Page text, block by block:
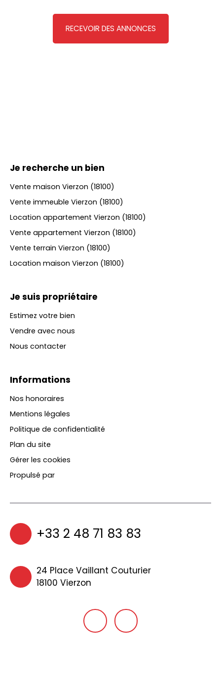
RECEVOIR DES ANNONCES
Je recherche un bien
Vente maison Vierzon (18100)
Vente immeuble Vierzon (18100)
Location appartement Vierzon (18100)
Vente appartement Vierzon (18100)
Vente terrain Vierzon (18100)
Location maison Vierzon (18100)
Je suis propriétaire
Estimez votre bien
Vendre avec nous
Nous contacter
Informations
Nos honoraires
Mentions légales
Politique de confidentialité
Plan du site
Gérer les cookies
Propulsé par
+33 2 48 71 83 83
24 Place Vaillant Couturier
18100 Vierzon